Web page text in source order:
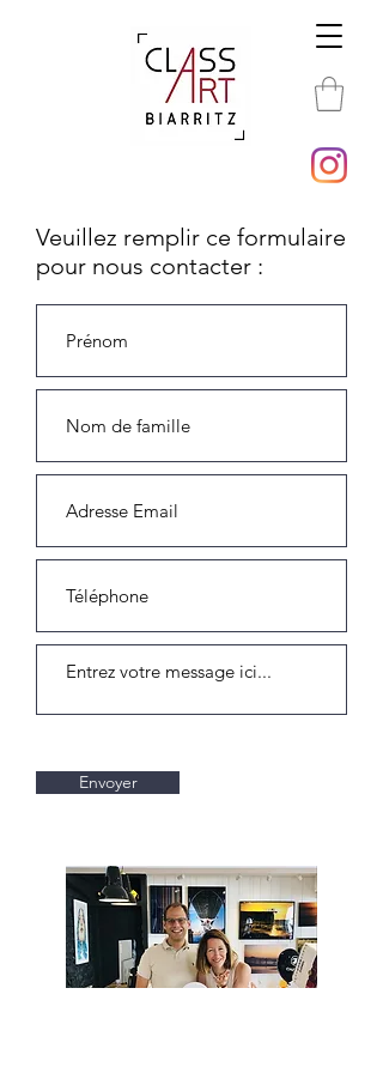
Veuillez remplir ce formulaire
pour nous contacter :
Envoyer